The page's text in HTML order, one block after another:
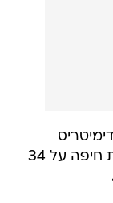
איטודיס את הרמה ההגנתית, עצרו את חיפה על 34